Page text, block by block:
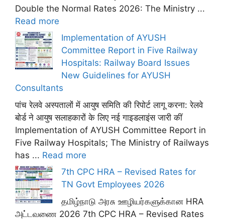
Double the Normal Rates 2026: The Ministry ...
Read more
Implementation of AYUSH
Committee Report in Five Railway
Hospitals: Railway Board Issues
New Guidelines for AYUSH
Consultants
पांच रेलवे अस्पतालों में आयुष समिति की रिपोर्ट लागू करना: रेलवे
बोर्ड ने आयुष सलाहकारों के लिए नई गाइडलाइंस जारी कीं
Implementation of AYUSH Committee Report in
Five Railway Hospitals; The Ministry of Railways
has ... Read more
7th CPC HRA – Revised Rates for
TN Govt Employees 2026
தமிழ்நாடு அரசு ஊழியர்களுக்கான HRA
அட்டவணை 2026 7th CPC HRA – Revised Rates